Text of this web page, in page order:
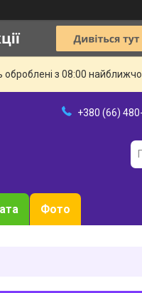
з 08:00
+380 (66)
Фото